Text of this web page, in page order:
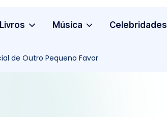
s.
Livros Música Celebridades
de Outro Pequeno Favor